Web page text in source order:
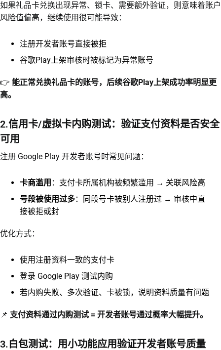
如果礼品卡兑换出现异常、锁卡、需要额外验证，则意味着账户
风险值偏高，继续使用很可能导致：
注册开发者账号直接被拒
谷歌Play上架审核时被标记为异常账号
👉 能正常兑换礼品卡的账号，后续谷歌Play上架成功率明显更
高。
2.信用卡/虚拟卡内购测试：验证支付资料是否安全
可用
注册 Google Play 开发者账号时常见问题：
卡商滥用 ：支付卡所属机构被频繁滥用 → 关联风险高
号段被使用过多：同段号卡被别人注册过 → 审核中直
接被拒或封
优化方式：
使用注册资料一致的支付卡
登录 Google Play 测试内购
若内购失败、多次验证、卡被锁，说明资料质量有问题
📌 支付资料通过内购测试 = 开发者账号通过概率大幅提升。
3.白包测试：用小功能应用验证开发者账号质量